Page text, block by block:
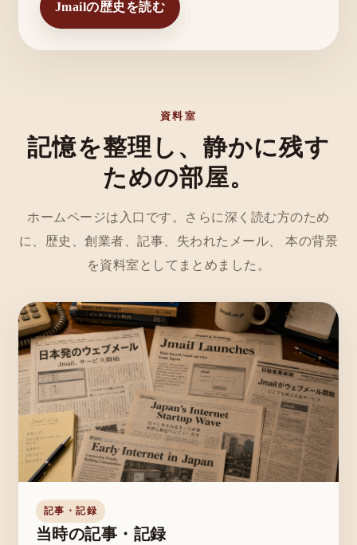
Jmailの歴史を読む
資料室
記憶を整理し、静かに残す
ための部屋。
ホームページは入口です。さらに深く読む方のため
に、歴史、創業者、記事、失われたメール、 本の背景
を資料室としてまとめました。
記事・記録
当時の記事・記録